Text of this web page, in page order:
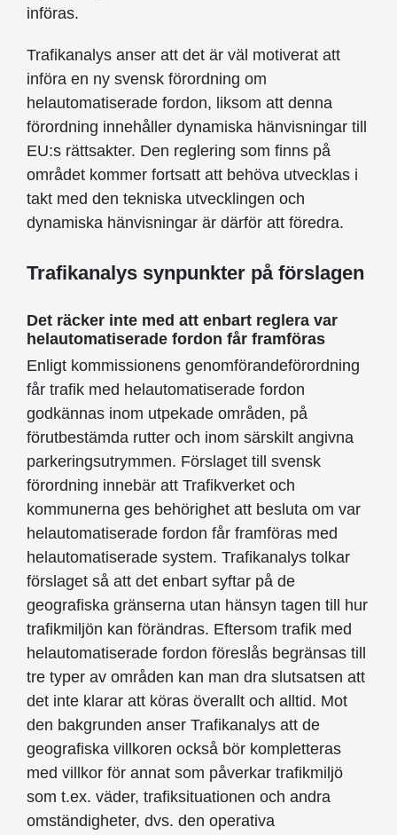
införas.
Trafikanalys anser att det är väl motiverat att
införa en ny svensk förordning om
helautomatiserade fordon, liksom att denna
förordning innehåller dynamiska hänvisningar till
EU:s rättsakter. Den reglering som finns på
området kommer fortsatt att behöva utvecklas i
takt med den tekniska utvecklingen och
dynamiska hänvisningar är därför att föredra.
Trafikanalys synpunkter på förslagen
Det räcker inte med att enbart reglera var
helautomatiserade fordon får framföras
Enligt kommissionens genomförandeförordning
får trafik med helautomatiserade fordon
godkännas inom utpekade områden, på
förutbestämda rutter och inom särskilt angivna
parkeringsutrymmen. Förslaget till svensk
förordning innebär att Trafikverket och
kommunerna ges behörighet att besluta om var
helautomatiserade fordon får framföras med
helautomatiserade system. Trafikanalys tolkar
förslaget så att det enbart syftar på de
geografiska gränserna utan hänsyn tagen till hur
trafikmiljön kan förändras. Eftersom trafik med
helautomatiserade fordon föreslås begränsas till
tre typer av områden kan man dra slutsatsen att
det inte klarar att köras överallt och alltid. Mot
den bakgrunden anser Trafikanalys att de
geografiska villkoren också bör kompletteras
med villkor för annat som påverkar trafikmiljö
som t.ex. väder, trafiksituationen och andra
omständigheter, dvs. den operativa